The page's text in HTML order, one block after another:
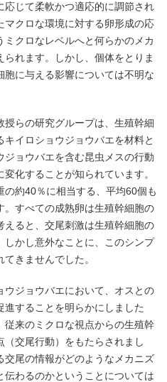
じて柔軟かつ適応的に調節され
マクロな環境に対する卵形成の応
クロなレベルへと何らかのメカ
れます。しかし、個体をとりま
胞に与える影響については不明な
授らの研究グループは、生殖幹細
イロショウジョウバエを材料と
ジョウバエを含む昆虫メスの行動
化することが知られています。
約40％に相当する、平均60個も
すべての成熟卵は生殖幹細胞の
ると、交尾刺激は生殖幹細胞の
かし意外なことに、このシンプ
きませんでした。
ジョウバエにおいて、オスとの
することを明らかにしました
従来のミクロな視点からの生殖幹
交尾行動）をもたらされまし
交尾の情報がどのようなメカニズ
伝わるのかということについては